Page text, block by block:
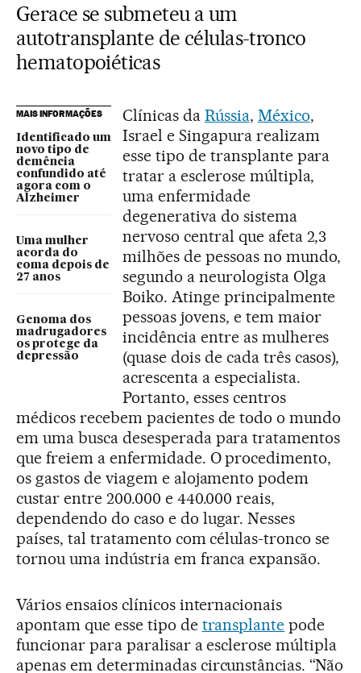
Gerace se submeteu a um
autotransplante de células-tronco
hematopoiéticas
MAIS INFORMAÇÕES
Identificado um
novo tipo de
demência
confundido até
agora com o
Alzheimer
Uma mulher
acorda do
coma depois de
27 anos
Genoma dos
madrugadores
os protege da
depressão
Clínicas da Rússia, México,
Israel e Singapura realizam
esse tipo de transplante para
tratar a esclerose múltipla,
uma enfermidade
degenerativa do sistema
nervoso central que afeta 2,3
milhões de pessoas no mundo,
segundo a neurologista Olga
Boiko. Atinge principalmente
pessoas jovens, e tem maior
incidência entre as mulheres
(quase dois de cada três casos),
acrescenta a especialista.
Portanto, esses centros
médicos recebem pacientes de todo o mundo
em uma busca desesperada para tratamentos
que freiem a enfermidade. O procedimento,
os gastos de viagem e alojamento podem
custar entre 200.000 e 440.000 reais,
dependendo do caso e do lugar. Nesses
países, tal tratamento com células-tronco se
tornou uma indústria em franca expansão.
Vários ensaios clínicos internacionais
apontam que esse tipo de transplante pode
funcionar para paralisar a esclerose múltipla
apenas em determinadas circunstâncias. “Não